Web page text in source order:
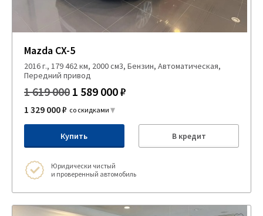
Mazda CX-5
2016 г., 179 462 км, 2000 см3, Бензин, Автоматическая,
Передний привод
1 619 000 1 589 000 ₽
1 329 000 ₽ со скидками
Купить В кредит
Юридически чистый
и проверенный автомобиль